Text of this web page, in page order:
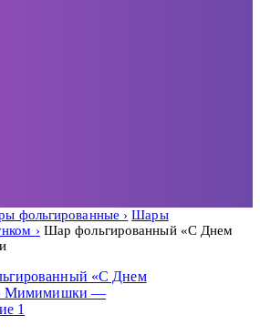
фольгированные
Шары
Шар фольгированный «С Днем